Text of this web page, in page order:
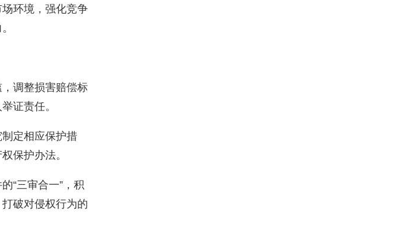
环境，强化竞争
调整损害赔偿标
证责任。
定相应保护措
保护办法。
“三审合一”，积
破对侵权行为的